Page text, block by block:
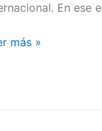
En ese
más »